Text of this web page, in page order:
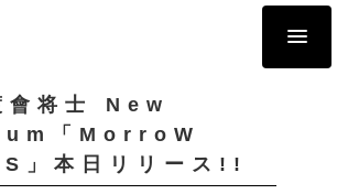
會将士 New
「MorroW
」本日リリース!!